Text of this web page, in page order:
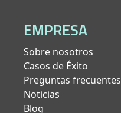
EMPRESA
Sobre nosotros
Casos de Éxito
Preguntas frecuentes
Noticias
Blog